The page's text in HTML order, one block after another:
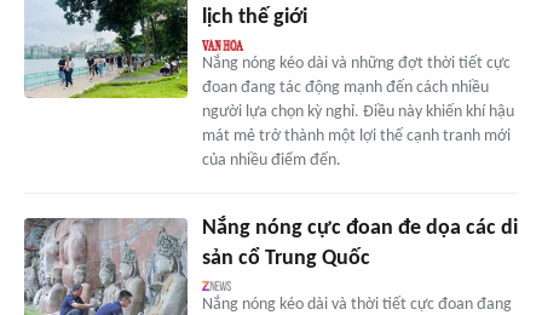
lịch thế giới
Nắng nóng kéo dài và những đợt thời tiết cực
đoan đang tác động mạnh đến cách nhiều
người lựa chọn kỳ nghỉ. Điều này khiến khí hậu
mát mẻ trở thành một lợi thế cạnh tranh mới
của nhiều điểm đến.
Nắng nóng cực đoan đe dọa các di
sản cổ Trung Quốc
Nắng nóng kéo dài và thời tiết cực đoan đang